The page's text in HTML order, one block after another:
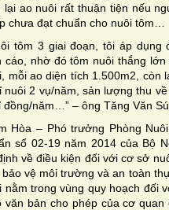
ao nuôi rất thuận tiện nếu
chưa đạt chuẩn cho nuôi tôm…
tôm 3 giai đoạn, tôi áp
cáo, nhờ đó tôm nuôi thắng
mỗi ao diện tích 1.500m2,
nuôi 2 vụ/năm, sản lượng thu
năm…” – ông Tăng Văn
Hòa – Phó trưởng Phòng
số 02-19 năm 2014 của Bộ
về điều kiện đối với cơ sở
vệ môi trường và an toàn
nằm trong vùng quy hoạch đối
văn bản cho phép của cơ